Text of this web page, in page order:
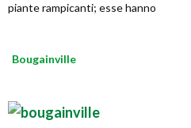
piante rampicanti; esse hanno
Bougainville